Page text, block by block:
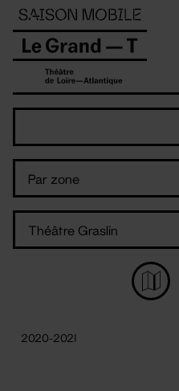
Panneau de gestion des cookies